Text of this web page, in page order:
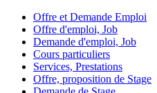
Offre et Demande Emploi
Offre d'emploi, Job
Demande d'emploi, Job
Cours particuliers
Services, Prestations
Offre, proposition de Stage